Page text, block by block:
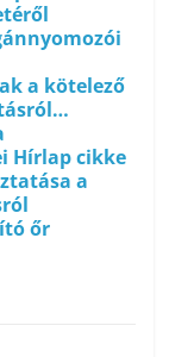
a kötelező
Hírlap cikke
a
őr